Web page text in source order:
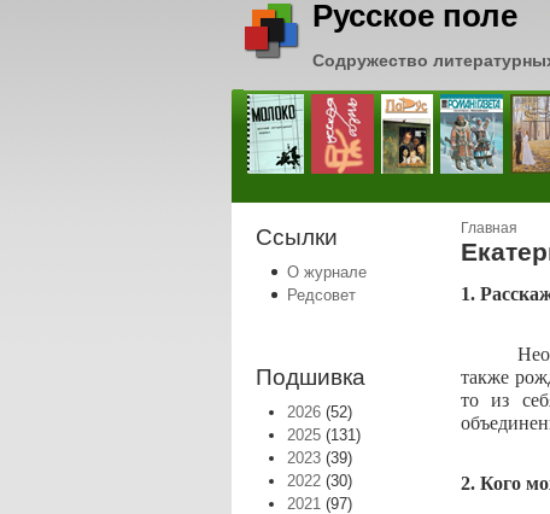
Русское поле
Содружество
Ссылки
О журнале
Редсовет
Подшивка
2026 (52)
2025 (131)
2023 (39)
2022 (30)
2021 (97)
Вы здесь
Главная
1.
также
то из
2. Кого